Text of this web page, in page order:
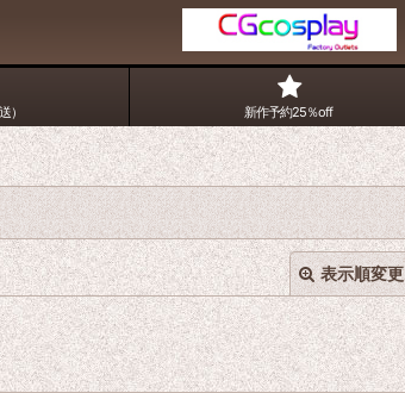
） 新作予約25％off
表示順変更